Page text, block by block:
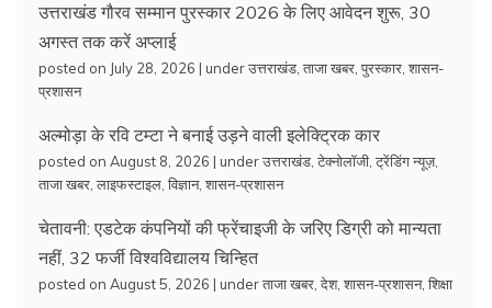
उत्तराखंड गौरव सम्मान पुरस्कार 2026 के लिए आवेदन शुरू, 30
अगस्त तक करें अप्लाई
posted on July 28, 2026 | underउत्तराखंड ताजा खबर पुरस्कार शासन-
प्रशासन
अल्मोड़ा के रवि टम्टा ने बनाई उड़ने वाली इलेक्ट्रिक कार
posted on August 8, 2026 | underउत्तराखंड टेक्नोलॉजी ट्रेंडिंग न्यूज़,
ताजा खबर लाइफस्टाइल विज्ञान, शासन-प्रशासन
चेतावनी: एडटेक कंपनियों की फ्रेंचाइजी के जरिए डिग्री को मान्यता
नहीं, 32 फर्जी विश्वविद्यालय चिन्हित
posted on August 5, 2026 | underताजा खबर देश, शासन-प्रशासन, शिक्षा